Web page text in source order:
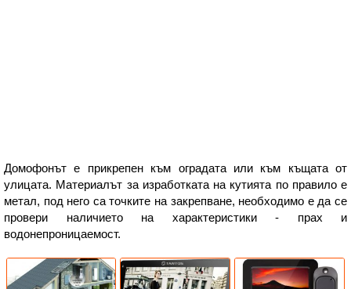
Домофонът е прикрепен към оградата или към къщата от
улицата. Материалът за изработката на кутията по правило е
метал, под него са точките на закрепване, необходимо е да се
провери наличието на характеристики - прах и
водонепроницаемост.